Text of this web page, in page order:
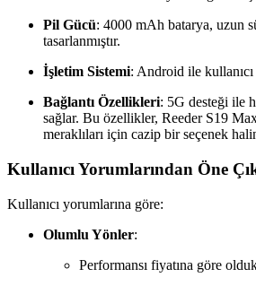
Pil Gücü: 4000 mAh batarya, uzun
tasarlanmıştır.
İşletim Sistemi: Android ile
Bağlantı Özellikleri: 5G desteği ile
sağlar. Bu özellikler, Reeder S19
meraklıları için cazip bir seçenek
Kullanıcı Yorumlarından Öne
Kullanıcı yorumlarına göre:
Olumlu Yönler:
Performansı fiyatına göre